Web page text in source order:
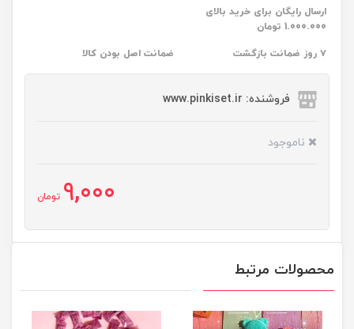
ارسال رایگان برای خرید بالای
1.000.000 تومان
۷ روز ضمانت بازگشت ضمانت اصل بودن کالا
فروشنده: www.pinkiset.ir
ناموجود
9,000 تومان
محصولات مرتبط